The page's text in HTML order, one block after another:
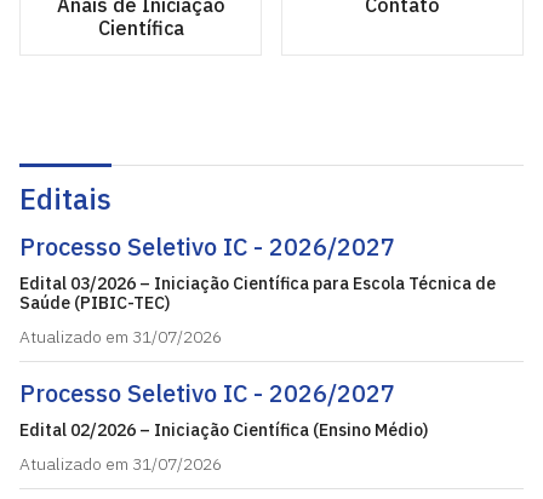
Científica
Editais
Processo Seletivo IC - 2026/2027
Edital 03/2026 – Iniciação Científica para Escola Técnica de
Saúde (PIBIC-TEC)
Atualizado em 31/07/2026
Processo Seletivo IC - 2026/2027
Edital 02/2026 – Iniciação Científica (Ensino Médio)
Atualizado em 31/07/2026